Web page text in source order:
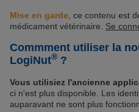
Mise en garde , ce contenu est
médicament vétérinaire. Se
Commment utiliser la
LogiNut® ?
Vous utilisiez l'ancienne
ci n'est plus disponible. Les
auparavant ne sont plus